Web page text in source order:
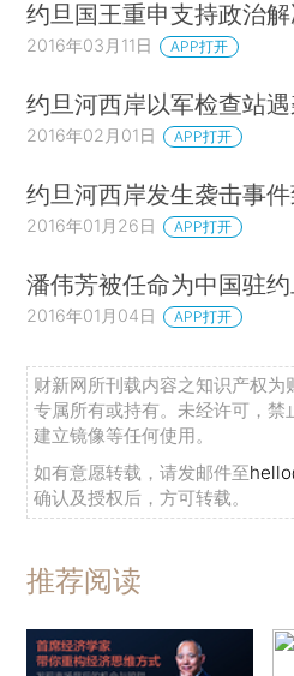
约旦国王重申支持政治
2016年03月11日 APP打开
约旦河西岸以军检查站
2016年02月01日 APP打开
约旦河西岸发生袭击事
2016年01月26日 APP打开
潘伟芳被任命为中国驻
2016年01月04日 APP打开
财新网所刊载内容之知识产权为
专属所有或持有。未经许可，禁
建立镜像等任何使用。
如有意愿转载，请发邮件至
确认及授权后，方可转载。
推荐阅读